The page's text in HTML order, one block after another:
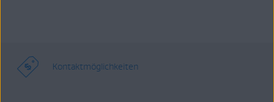
Kontaktmöglichkeiten